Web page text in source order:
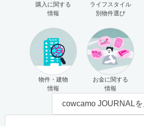
購入に関する
情報
ライフスタイル
別物件選び
物件・建物
情報
お金に関する
情報
cowcamo JOURNALを